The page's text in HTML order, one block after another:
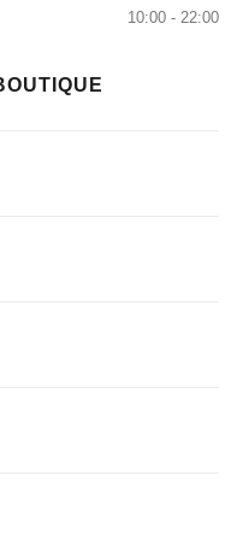
10:00 - 22:00